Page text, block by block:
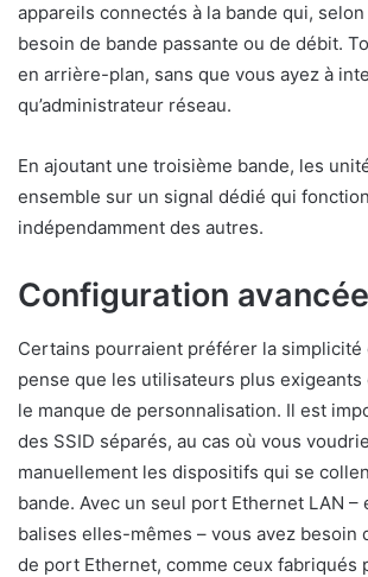
appareils connectés à la bande qui,
besoin de bande passante ou de débit.
en arrière-plan, sans que vous ayez à
qu’administrateur réseau.
En ajoutant une troisième bande, les
ensemble sur un signal dédié qui
indépendamment des autres.
Configuration avancée
Certains pourraient préférer la simplicité
pense que les utilisateurs plus
le manque de personnalisation. Il est
des SSID séparés, au cas où vous
manuellement les dispositifs qui se
bande. Avec un seul port Ethernet LAN –
balises elles-mêmes – vous avez besoin
de port Ethernet, comme ceux fabriqués